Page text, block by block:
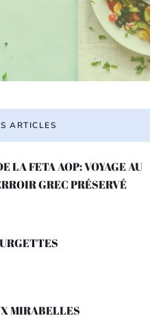
ARTICLES
LA FETA AOP: VOYAGE AU
GREC PRÉSERVÉ
MIRABELLES